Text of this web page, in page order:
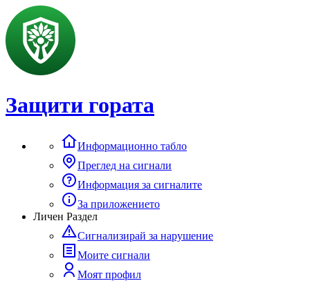
Защити гората
Информационно табло
Преглед на сигнали
Информация за сигналите
За приложението
Личен Раздел
Сигнализирай за нарушение
Моите сигнали
Моят профил